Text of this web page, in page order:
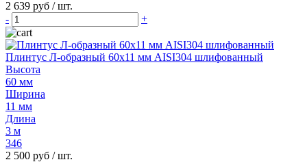
2 639 руб / шт.
-
+
Плинтус Л-образный 60х11 мм AISI304 шлифованный
Высота
60 мм
Ширина
11 мм
Длина
3 м
346
2 500 руб / шт.